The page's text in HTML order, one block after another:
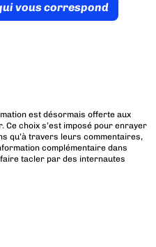
vous correspond
est désormais offerte aux
Ce choix s’est imposé pour enrayer
qu’à travers leurs commentaires,
complémentaire dans
tacler par des internautes